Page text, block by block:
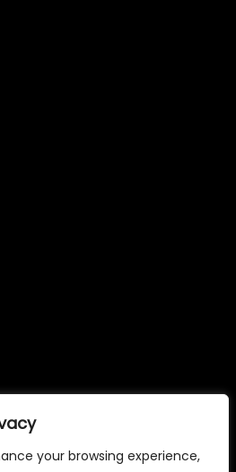
your browsing experience,